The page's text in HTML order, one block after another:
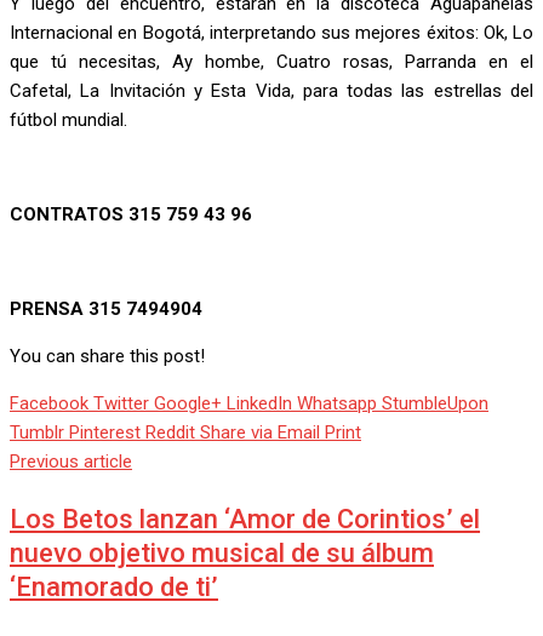
Internacional en Bogotá, interpretando sus mejores éxitos: Ok, Lo
que tú necesitas, Ay hombe, Cuatro rosas, Parranda en el
Cafetal, La Invitación y Esta Vida, para todas las estrellas del
fútbol mundial.
CONTRATOS 315 759 43 96
PRENSA 315 7494904
You can share this post!
Facebook Twitter Google+ LinkedIn Whatsapp StumbleUpon
Tumblr Pinterest Reddit Share via Email Print
Previous article
Los Betos lanzan ‘Amor de Corintios’ el
nuevo objetivo musical de su álbum
‘Enamorado de ti’